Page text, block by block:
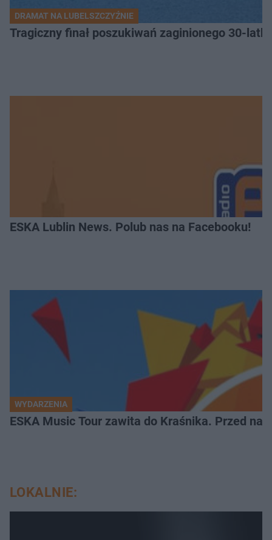
DRAMAT NA LUBELSZCZYŹNIE
Tragiczny finał poszukiwań zaginionego 30-
ESKA Lublin News. Polub nas na Facebooku!
WYDARZENIA
ESKA Music Tour zawita do Kraśnika. Przed
LOKALNIE: